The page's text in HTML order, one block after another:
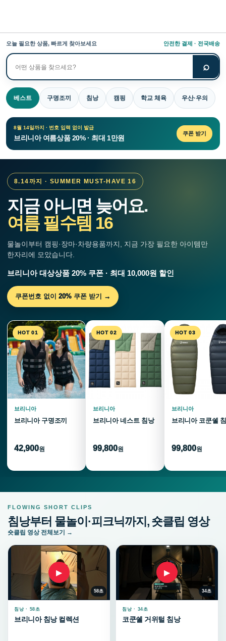
오늘 필요한 상품, 빠르게 찾아보세요 안전한 결제 · 전국배송
상
품
검
색
⌕
베스트 구명조끼 침낭 캠핑 학교 체육 우산·우의
8월 14일까지 · 번호 입력 없이 발급
브리니아 여름상품 20% · 최대 1만원
쿠폰 받기
8.14까지 · SUMMER MUST-HAVE 16
지금 아니면 늦어요.
여름 필수템 16
물놀이부터 캠핑·장마·차량용품까지, 지금 가장 필요한 아이템만
한자리에 모았습니다.
브리니아 대상상품 20% 쿠폰 · 최대 10,000원 할인
쿠폰번호 없이 20% 쿠폰 받기 →
HOT 01
브리니아
브리니아 구명조끼
42,900원
HOT 02
브리니아
브리니아 네스트 침낭
99,800원
HOT 03
브리니아
브리니아 코쿤쉘
99,800원
FLOWING SHORT CLIPS
침낭부터 물놀이·피크닉까지, 숏클립 영상
숏클립 영상 전체보기 →
▶
58초
침낭 · 58초
브리니아 침낭 컬렉션
▶
34초
침낭 · 34초
코쿤쉘 거위털 침낭